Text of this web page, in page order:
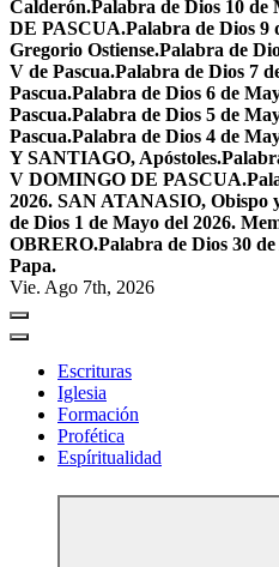
Calderón.Palabra de Dios 10
DE PASCUA.Palabra de Dios 9
Gregorio Ostiense.Palabra de
V de Pascua.Palabra de Dios 7
Pascua.Palabra de Dios 6 de
Pascua.Palabra de Dios 5 de
Pascua.Palabra de Dios 4 de
Y SANTIAGO, Apóstoles.
V DOMINGO DE PASCUA.
2026. SAN ATANASIO, Obispo
de Dios 1 de Mayo del 2026.
OBRERO.Palabra de Dios 30
Papa.
Vie. Ago 7th, 2026
Escrituras
Iglesia
Formación
Profética
Espíritualidad